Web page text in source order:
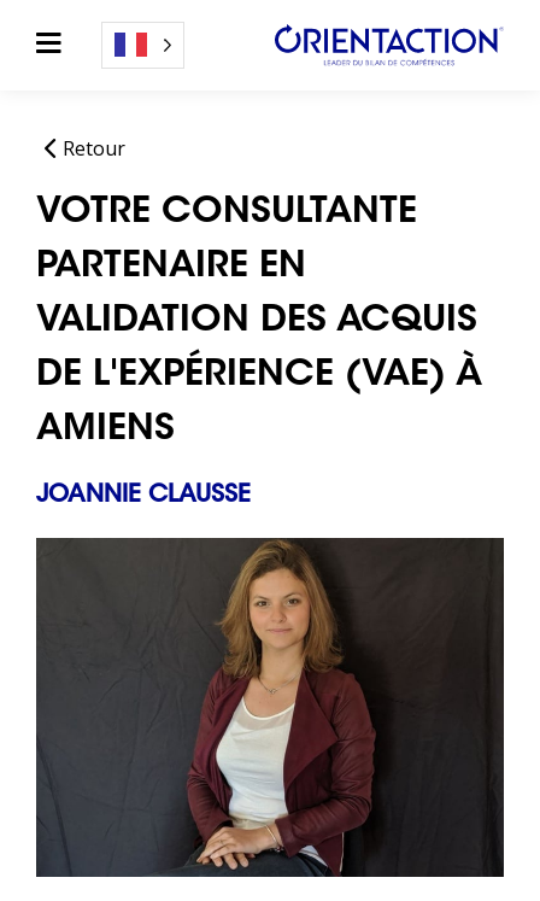
Retour
VOTRE CONSULTANTE
PARTENAIRE EN
VALIDATION DES ACQUIS
DE L'EXPÉRIENCE (VAE) À
AMIENS
JOANNIE CLAUSSE